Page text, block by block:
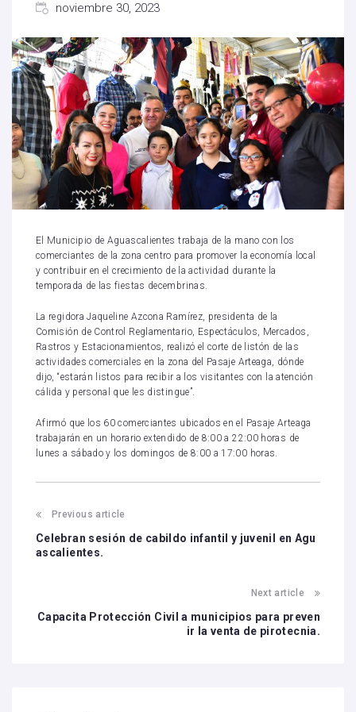
noviembre 30, 2023
El Municipio de Aguascalientes trabaja de la mano con los
comerciantes de la zona centro para promover la economía local
y contribuir en el crecimiento de la actividad durante la
temporada de las fiestas decembrinas.
La regidora Jaqueline Azcona Ramírez, presidenta de la
Comisión de Control Reglamentario, Espectáculos, Mercados,
Rastros y Estacionamientos, realizó el corte de listón de las
actividades comerciales en la zona del Pasaje Arteaga, dónde
dijo, “estarán listos para recibir a los visitantes con la atención
cálida y personal que les distingue”.
Afirmó que los 60 comerciantes ubicados en el Pasaje Arteaga
trabajarán en un horario extendido de 8:00 a 22:00 horas de
lunes a sábado y los domingos de 8:00 a 17:00 horas.
Previous article
Celebran sesión de cabildo infantil y juvenil en Agu
ascalientes.
Next article
Capacita Protección Civil a municipios para preven
ir la venta de pirotecnia.